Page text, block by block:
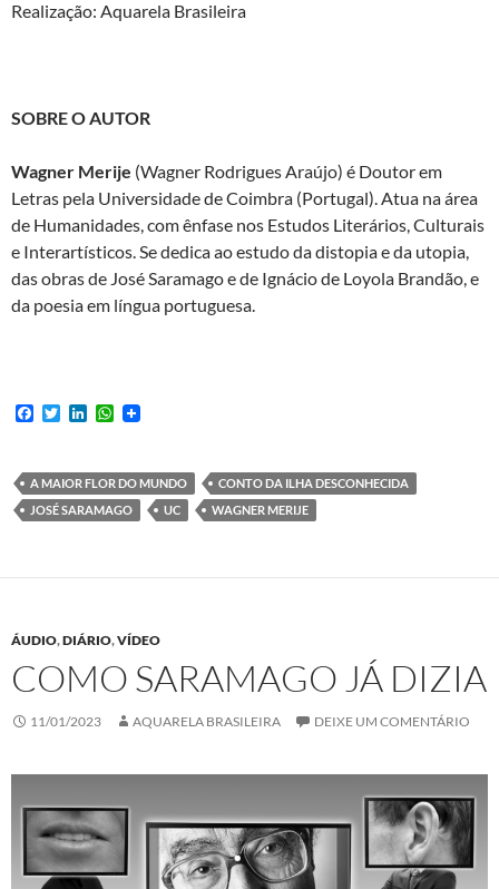
Realização: Aquarela Brasileira
SOBRE O AUTOR
Wagner Merije (Wagner Rodrigues Araújo) é Doutor em
Letras pela Universidade de Coimbra (Portugal). Atua na área
de Humanidades, com ênfase nos Estudos Literários, Culturais
e Interartísticos. Se dedica ao estudo da distopia e da utopia,
das obras de José Saramago e de Ignácio de Loyola Brandão, e
da poesia em língua portuguesa.
F
b
o
o
T
t
e
r
e
d
I
W
s
A
p
A MAIOR FLOR DO MUNDO
CONTO DA ILHA DESCONHECIDA
JOSÉ SARAMAGO
UC WAGNER MERIJE
ÁUDIO,DIÁRIO,VÍDEO
COMO SARAMAGO JÁ DIZIA
11/01/2023 AQUARELA BRASILEIRA DEIXE UM COMENTÁRIO